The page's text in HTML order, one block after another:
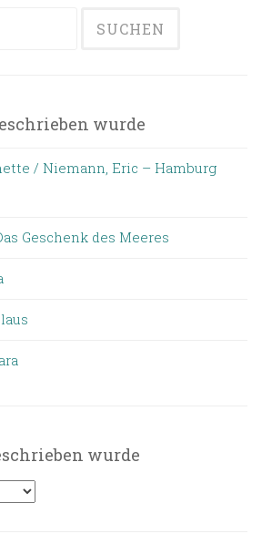
wurde
/ Niemann, Eric – Hamburg
Geschenk des Meeres
wurde